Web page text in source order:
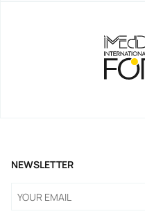
NEWSLETTER